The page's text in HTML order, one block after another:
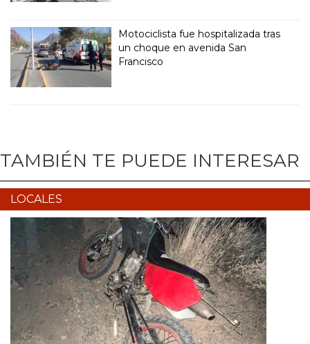
Motociclista fue hospitalizada tras
un choque en avenida San
Francisco
TAMBIÉN TE PUEDE INTERESAR
LOCALES